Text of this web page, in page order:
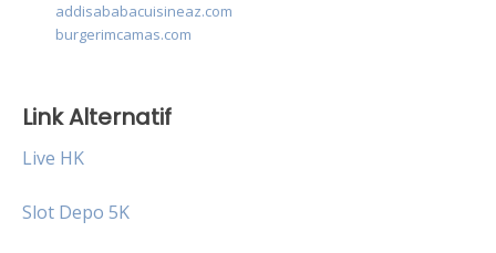
addisababacuisineaz.com
burgerimcamas.com
Link Alternatif
Live HK
Slot Depo 5K